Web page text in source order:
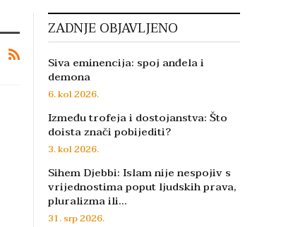
ZADNJE OBJAVLJENO
Siva eminencija: spoj anđela i
demona
6. kol 2026.
Između trofeja i dostojanstva: Što
doista znači pobijediti?
3. kol 2026.
Sihem Djebbi: Islam nije nespojiv s
vrijednostima poput ljudskih prava,
pluralizma ili…
31. srp 2026.